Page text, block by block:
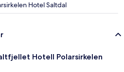
Hotel Saltdal
Hotell Polarsirkelen